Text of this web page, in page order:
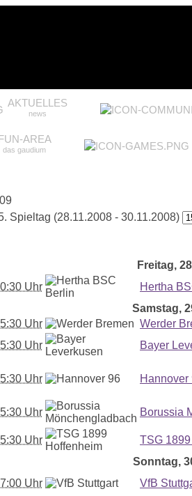
AKTUELLES
news
AREA
das gaudium
Spieltag (28.11.2008 - 30.11.2008)
Freitag,
Uhr
Hertha
Samstag,
Uhr
Werder
Uhr
Bayer
Uhr Hannover
Uhr Borussia
Uhr
TSG
Sonntag,
Uhr
VfB